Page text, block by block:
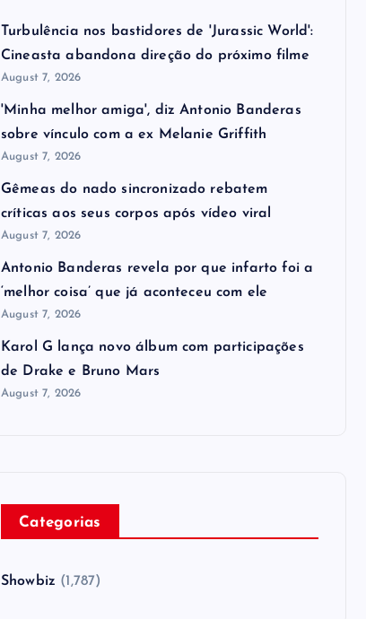
Turbulência nos bastidores de 'Jurassic World':
Cineasta abandona direção do próximo filme
August 7, 2026
'Minha melhor amiga', diz Antonio Banderas
sobre vínculo com a ex Melanie Griffith
August 7, 2026
Gêmeas do nado sincronizado rebatem
críticas ​a​os seus corpos após vídeo viral
August 7, 2026
Antonio Banderas revela por que infarto foi a
‘melhor coisa’ que já aconteceu com ele
August 7, 2026
Karol G lança novo álbum com participações
de Drake e Bruno Mars
August 7, 2026
Categorias
Showbiz (1,787)